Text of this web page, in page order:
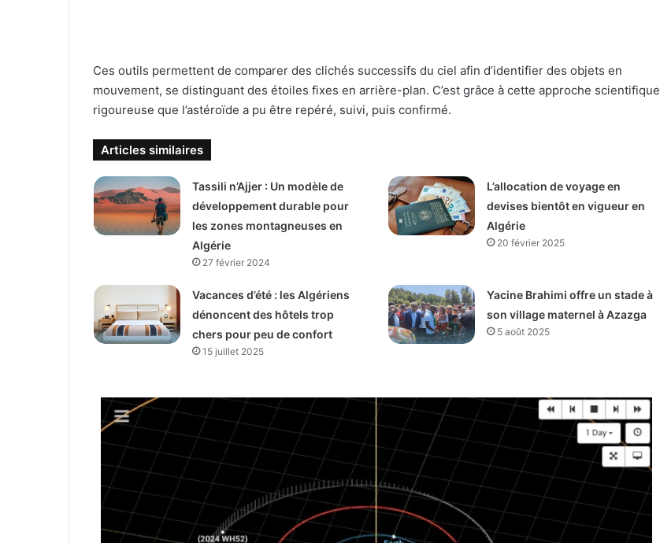
Ces outils permettent de comparer des clichés successifs du ciel afin d’identifier des objets en
mouvement, se distinguant des étoiles fixes en arrière-plan. C’est grâce à cette approche scientifique
rigoureuse que l’astéroïde a pu être repéré, suivi, puis confirmé.
Articles similaires
Tassili n’Ajjer : Un modèle de
développement durable pour
les zones montagneuses en
Algérie
27 février 2024
L’allocation de voyage en
devises bientôt en vigueur en
Algérie
20 février 2025
Vacances d’été : les Algériens
dénoncent des hôtels trop
chers pour peu de confort
15 juillet 2025
Yacine Brahimi offre un stade à
son village maternel à Azazga
5 août 2025